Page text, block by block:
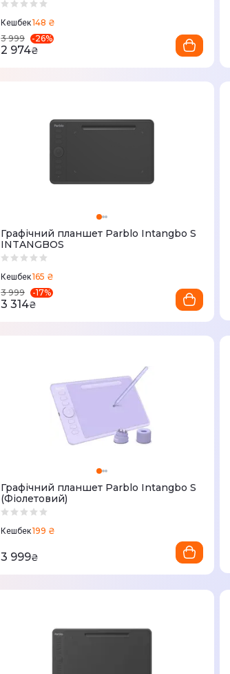
Кешбек148 ₴
3 999
-26%
2 974₴
Графічний планшет Parblo Intangbo S
INTANGBOS
Кешбек165 ₴
3 999
-17%
3 314₴
Графічний планшет Parblo Intangbo S
(Фіолетовий)
Кешбек199 ₴
3 999₴